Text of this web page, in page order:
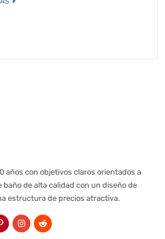
años con objetivos claros orientados a
de alta calidad con un diseño de
estructura de precios atractiva.